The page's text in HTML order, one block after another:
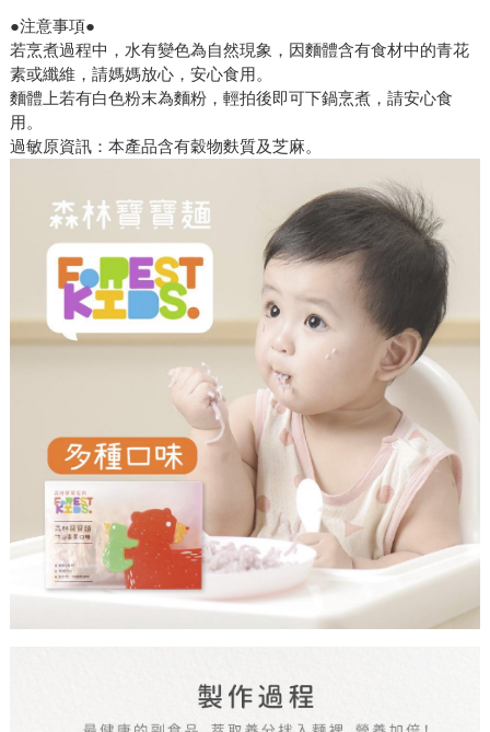
●注意事項●
若烹煮過程中，水有變色為自然現象，因麵體含有食材中的青花
素或纖維，請媽媽放心，安心食用。
麵體上若有白色粉末為麵粉，輕拍後即可下鍋烹煮，請安心食
用。
過敏原資訊：本產品含有穀物麩質及芝麻。